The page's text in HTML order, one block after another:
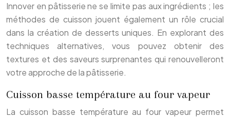
Innover en pâtisserie ne se limite pas aux ingrédients ; les
méthodes de cuisson jouent également un rôle crucial
dans la création de desserts uniques. En explorant des
techniques alternatives, vous pouvez obtenir des
textures et des saveurs surprenantes qui renouvelleront
votre approche de la pâtisserie.
Cuisson basse température au four vapeur
La cuisson basse température au four vapeur permet